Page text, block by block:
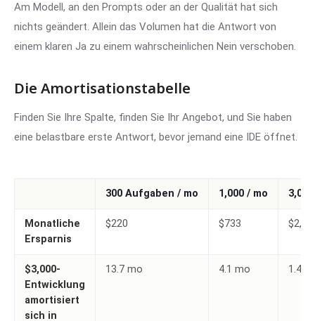
Am Modell, an den Prompts oder an der Qualität hat sich
nichts geändert. Allein das Volumen hat die Antwort von
einem klaren Ja zu einem wahrscheinlichen Nein verschoben.
Die Amortisationstabelle
Finden Sie Ihre Spalte, finden Sie Ihr Angebot, und Sie haben
eine belastbare erste Antwort, bevor jemand eine IDE öffnet.
300 Aufgaben / mo 1,000 / mo
Monatliche
Ersparnis
$220 $733
$3,000-
Entwicklung
amortisiert
sich in
13.7 mo 4.1 mo 1.4